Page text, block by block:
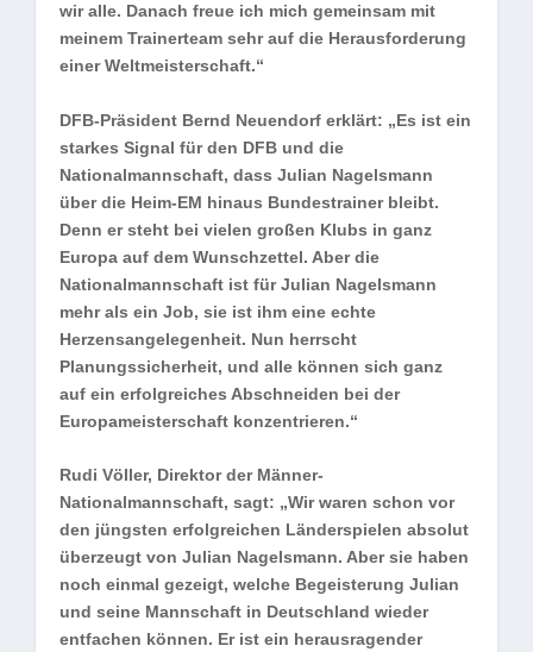
wir alle. Danach freue ich mich gemeinsam mit
meinem Trainerteam sehr auf die Herausforderung
einer Weltmeisterschaft.“
DFB-Präsident Bernd Neuendorf erklärt: „Es ist ein
starkes Signal für den DFB und die
Nationalmannschaft, dass Julian Nagelsmann
über die Heim-EM hinaus Bundestrainer bleibt.
Denn er steht bei vielen großen Klubs in ganz
Europa auf dem Wunschzettel. Aber die
Nationalmannschaft ist für Julian Nagelsmann
mehr als ein Job, sie ist ihm eine echte
Herzensangelegenheit. Nun herrscht
Planungssicherheit, und alle können sich ganz
auf ein erfolgreiches Abschneiden bei der
Europameisterschaft konzentrieren.“
Rudi Völler, Direktor der Männer-
Nationalmannschaft,sagt: „Wir waren schon vor
den jüngsten erfolgreichen Länderspielen absolut
überzeugt von Julian Nagelsmann. Aber sie haben
noch einmal gezeigt, welche Begeisterung Julian
und seine Mannschaft in Deutschland wieder
entfachen können. Er ist ein herausragender